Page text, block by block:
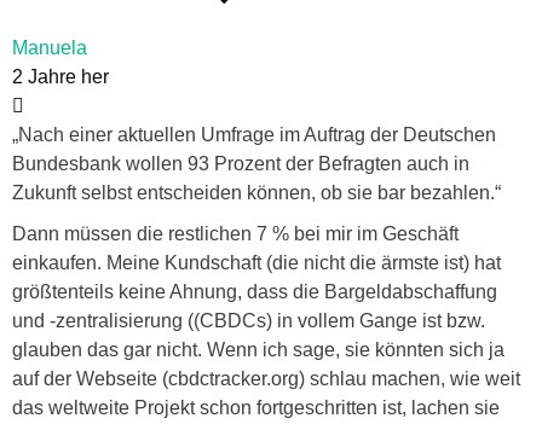
Manuela
2 Jahre her
„Nach einer aktuellen Umfrage im Auftrag der Deutschen
Bundesbank wollen 93 Prozent der Befragten auch in
Zukunft selbst entscheiden können, ob sie bar bezahlen.“
Dann müssen die restlichen 7 % bei mir im Geschäft
einkaufen. Meine Kundschaft (die nicht die ärmste ist) hat
größtenteils keine Ahnung, dass die Bargeldabschaffung
und -zentralisierung ((CBDCs) in vollem Gange ist bzw.
glauben das gar nicht. Wenn ich sage, sie könnten sich ja
auf der Webseite (cbdctracker.org) schlau machen, wie weit
das weltweite Projekt schon fortgeschritten ist, lachen sie